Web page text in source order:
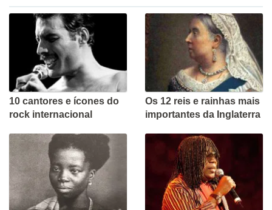
10 cantores e ícones do
rock internacional
Os 12 reis e rainhas mais
importantes da Inglaterra